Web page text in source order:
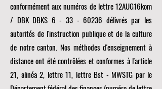
conformément aux numéros de lettre 12AUG16kom
/ DBK DBKS 6 - 33 - 60236 délivrés par les
autorités de l'instruction publique et de la culture
de notre canton. Nos méthodes d'enseignement à
distance ont été contrôlées et conformes à l'article
21, alinéa 2, lettre 11, lettre Bst - MWSTG par le